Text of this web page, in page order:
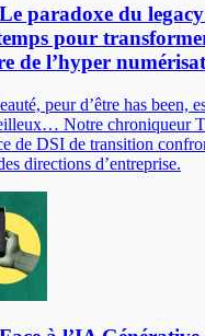
paradoxe du
pour
de l’hyper
peur d’être has been,
Notre chroniqueur
de DSI de transition
directions d’entreprise.